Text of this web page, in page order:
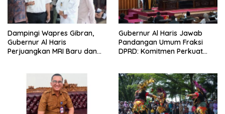
Dampingi Wapres Gibran,
Gubernur Al Haris
Perjuangkan MRI Baru dan
Gubernur Al Haris Jawab
Pandangan Umum Fraksi
DPRD: Komitmen Perkuat